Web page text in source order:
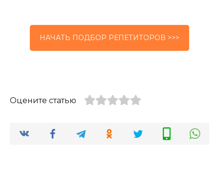
НАЧАТЬ ПОДБОР РЕПЕТИТОРОВ >>>
Оцените статью